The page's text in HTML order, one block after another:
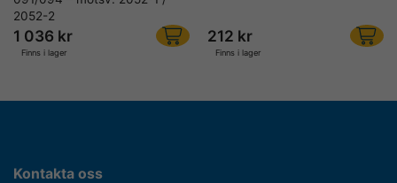
2052-2
1 036 kr
Finns i lager
212 kr
Finns i lager
Kontakta oss